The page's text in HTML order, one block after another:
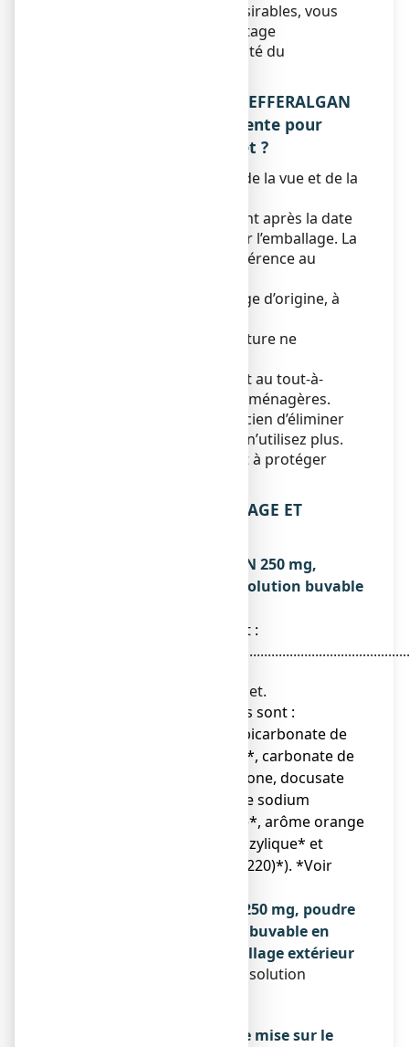
En signalant les effets indésirables, vous
contribuez à fournir davantage
d’informations sur la sécurité du
5. COMMENT CONSERVER EFFERALGAN
250 mg, poudre effervescente pour
solution buvable en sachet ?
Tenir ce médicament hors de la vue et de la
N’utilisez pas ce médicament après la date
de péremption indiquée sur l’emballage. La
date de péremption fait référence au
A conserver dans l’emballage d’origine, à
A conserver à une température ne
Ne jetez aucun médicament au tout-à-
les ordures ménagères.
Demandez à votre pharmacien d’éliminer
les médicaments que vous n’utilisez plus.
Ces mesures contribueront à protéger
6. CONTENU DE L’EMBALLAGE ET
Ce que contient EFFERALGAN 250 mg,
poudre effervescente pour solution buvable
● La substance active est :
Pour un sachet.
● Les autres composants sont :
Acide citrique anhydre, bicarbonate de
sodium*, sorbitol (E420)*, carbonate de
sodium anhydre*, povidone, docusate
de sodium*, benzoate de sodium
(E211)*, aspartam (E951)*, arôme orange
(dont traces d’alcool benzylique* et
d’anhydride sulfureux (E220)*). *Voir
Qu’est-ce que EFFERALGAN 250 mg, poudre
effervescente pour solution buvable en
sachet et contenu de l’emballage extérieur
Poudre effervescente pour solution
Titulaire de l’autorisation de mise sur le